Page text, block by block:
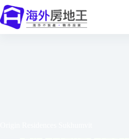
跳
至